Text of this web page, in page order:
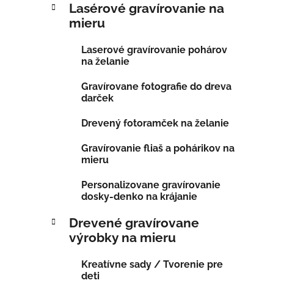
Lasérové gravírovanie na
mieru
Laserové gravírovanie pohárov
na želanie
Gravírovane fotografie do dreva
darček
Drevený fotoramček na želanie
Gravírovanie fliaš a pohárikov na
mieru
Personalizovane gravírovanie
dosky-denko na krájanie
Drevené gravírovane
výrobky na mieru
Kreatívne sady / Tvorenie pre
deti